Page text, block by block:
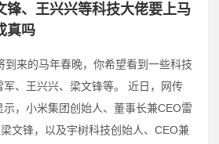
锋、王兴兴等科技大佬要上马
真吗
到来的马年春晚，你希望看到一些科技
、王兴兴、梁文锋等。 近日，网传
，小米集团创始人、董事长兼CEO雷
文锋，以及宇树科技创始人、CEO兼